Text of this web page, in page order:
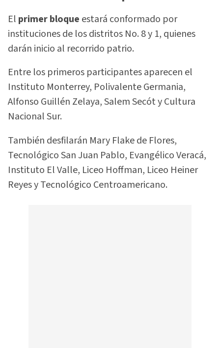
El primer bloque estará conformado por
instituciones de los distritos No. 8 y 1, quienes
darán inicio al recorrido patrio.
Entre los primeros participantes aparecen el
Instituto Monterrey, Polivalente Germania,
Alfonso Guillén Zelaya, Salem Secót y Cultura
Nacional Sur.
También desfilarán Mary Flake de Flores,
Tecnológico San Juan Pablo, Evangélico Veracá,
Instituto El Valle, Liceo Hoffman, Liceo Heiner
Reyes y Tecnológico Centroamericano.